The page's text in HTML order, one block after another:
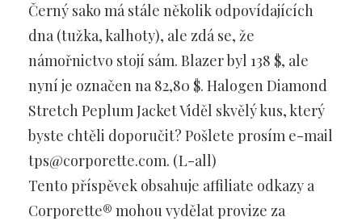
Černý sako má stále několik odpovídajících
dna (tužka, kalhoty), ale zdá se, že
námořnictvo stojí sám. Blazer byl 138 $, ale
nyní je označen na 82,80 $. Halogen Diamond
Stretch Peplum Jacket Viděl skvělý kus, který
byste chtěli doporučit? Pošlete prosím e-mail
tps@corporette.com. (L-all)
Tento příspěvek obsahuje affiliate odkazy a
Corporette® mohou vydělat provize za